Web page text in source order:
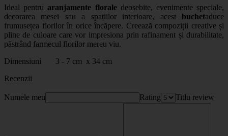
Ideal pentru aranjamente floraledeosebite, evenimente speciale,
decorarea mesei sau a spațiilor interioare, acest buchetaduce
frumusețea florilor în orice încăpere. Creează compoziții creative și
pline de culoare care vor impresiona prin rafinament și durabilitate,
păstrând farmecul florilor mereu viu.
Dimensiuni 3 - 7 cm x 34 cm
Recenzii
Numele meu Rating Titlu review